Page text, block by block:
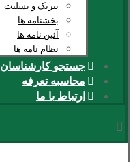
تبریک و تسلیت
بخشنامه ها
آئین نامه ها
نظام نامه ها
جستجو کارشناسان
محاسبه تعرفه
ارتباط با ما